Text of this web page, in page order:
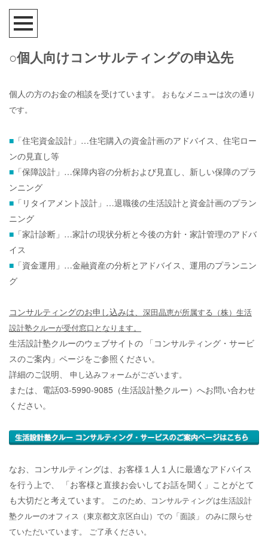
○個人向けコンサルティングの申込先
個人の方のお金の相談を受けています。 おもなメニューは次の通り
です。
■ 「住宅資金設計」…住宅購入の資金計画のアドバイス、住宅ロー
ンの見直し等
■ 「保障設計」…保障内容の分析および見直し、新しい保障のプラ
ンニング
■ 「リタイアメント設計」…退職後の生活設計と資金計画のプラン
ニング
■ 「家計診断」…家計の現状分析と今後の方針・家計管理のアドバ
イス
■ 「資金運用」…金融資産の分析とアドバイス、運用のプランニン
グ
コンサルティングのお申し込みは、 深田晶恵が所属する（株）生活
設計塾クルーが受付窓口となります。
生活設計塾クルーのウェブサイトの 「コンサルティング・サービ
スのご案内」ページをご参照ください。
詳細のご説明、 申し込みフォームがございます。
または、電話03-5990-9085（生活設計塾クルー）へお問い合わせ
ください。
なお、コンサルティングは、お客様１人１人に最適なアドバイス
を行う上で、
「お客様と直接お会いしてお話を聞く」ことがとて
も大切だと考えています。
このため、コンサルティングは生活設計
塾クルーのオフィス（東京都文京区白山）での「面談」 のみに限らせ
ていただいています。
ご了承ください。